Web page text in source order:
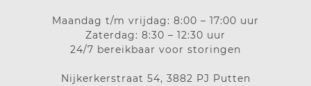
Maandag t/m vrijdag: 8:00 – 17:00 uur
Zaterdag: 8:30 – 12:30 uur
24/7 bereikbaar voor storingen
Nijkerkerstraat 54, 3882 PJ Putten